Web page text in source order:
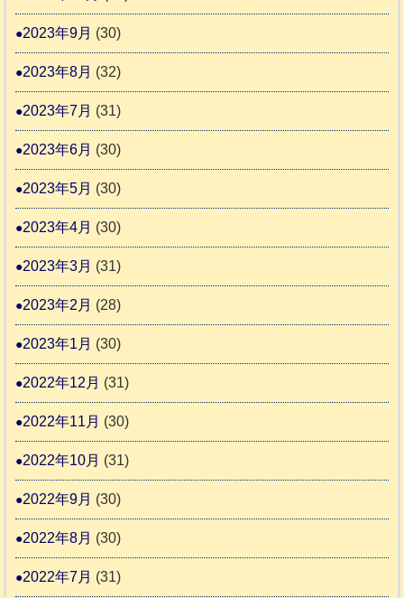
2023年9月 (30)
2023年8月 (32)
2023年7月 (31)
2023年6月 (30)
2023年5月 (30)
2023年4月 (30)
2023年3月 (31)
2023年2月 (28)
2023年1月 (30)
2022年12月 (31)
2022年11月 (30)
2022年10月 (31)
2022年9月 (30)
2022年8月 (30)
2022年7月 (31)